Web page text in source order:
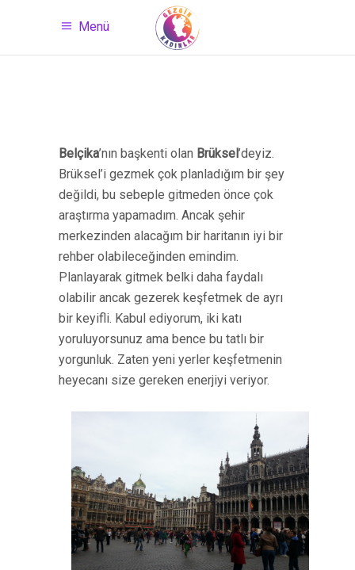
Menü
Belçika’nın başkenti olan Brüksel’deyiz.
Brüksel’i gezmek çok planladığım bir şey
değildi, bu sebeple gitmeden önce çok
araştırma yapamadım. Ancak şehir
merkezinden alacağım bir haritanın iyi bir
rehber olabileceğinden emindim.
Planlayarak gitmek belki daha faydalı
olabilir ancak gezerek keşfetmek de ayrı
bir keyifli. Kabul ediyorum, iki katı
yoruluyorsunuz ama bence bu tatlı bir
yorgunluk. Zaten yeni yerler keşfetmenin
heyecanı size gereken enerjiyi veriyor.